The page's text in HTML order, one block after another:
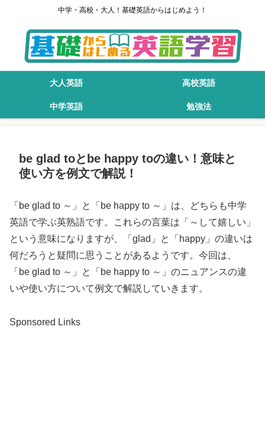
中学・高校・大人！基礎英語からはじめよう！
大人英語 高校英語
中学英語 勉強法
be glad toとbe happy toの違い！意味と
使い方を例文で解説！
「be glad to ～」と「be happy to ～」は、どちらも中学
英語で学ぶ英熟語です。これらの言葉は「～して嬉しい」
という意味になりますが、「glad」と「happy」の違いは
何だろうと疑問に思うことがあるようです。今回は、
「be glad to ～」と「be happy to ～」のニュアンスの違
いや使い方について例文で解説していきます。
Sponsored Links